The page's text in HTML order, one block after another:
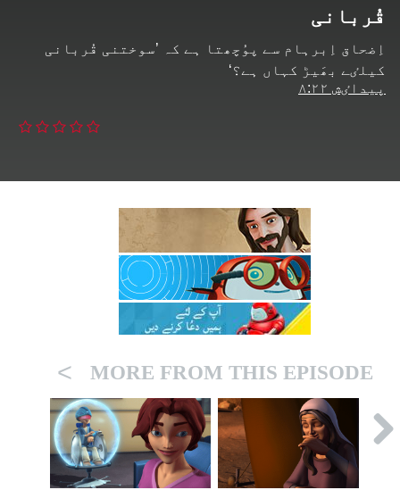
قُربانی
اِضحاق اِبرہام سے پوُچھتا ہے کہ ’سوختنی قُربانی
کیلٸے بھَیڑ کہاں ہے؟‘
پیداٸش ۸:۲۲
MORE FROM THIS EPISODE
>